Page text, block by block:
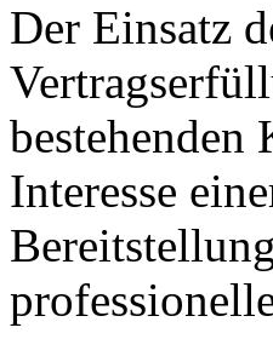
Der Einsatz
Interesse